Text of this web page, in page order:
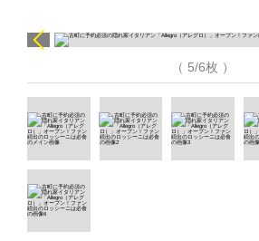
（ 5/6枚 ）